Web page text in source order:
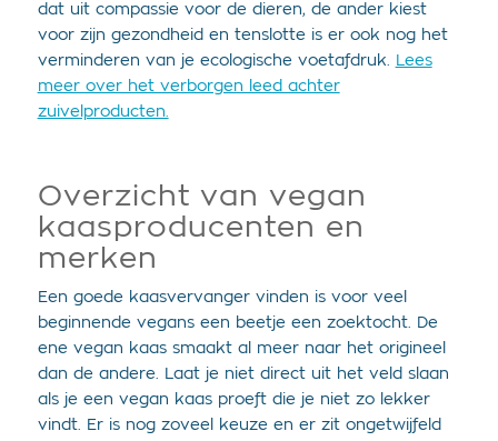
dat uit compassie voor de dieren, de ander kiest
voor zijn gezondheid en tenslotte is er ook nog het
verminderen van je ecologische voetafdruk.
Lees
meer over het verborgen leed achter
zuivelproducten.
Overzicht van vegan
kaasproducenten en
merken
Een goede kaasvervanger vinden is voor veel
beginnende vegans een beetje een zoektocht. De
ene vegan kaas smaakt al meer naar het origineel
dan de andere. Laat je niet direct uit het veld slaan
als je een vegan kaas proeft die je niet zo lekker
vindt. Er is nog zoveel keuze en er zit ongetwijfeld